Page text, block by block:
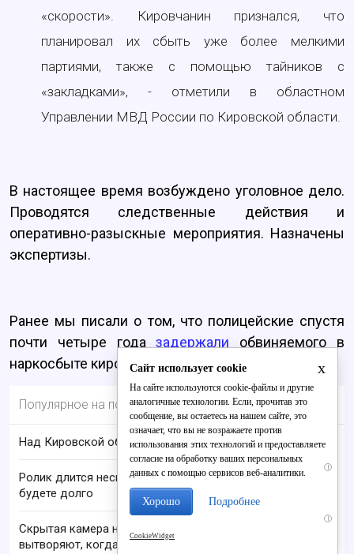
«скорости». Кировчанин признался, что
планировал их сбыть уже более мелкими
партиями, также с помощью тайников с
«закладками», - отметили в областном
Управлении МВД России по Кировской области.
В настоящее время возбуждено уголовное дело.
Проводятся следственные действия и
оперативно-разыскные мероприятия. Назначены
экспертизы.
Ранее мы писали о том, что полицейские спустя
почти четыре годазадержали обвиняемого в
наркосбыте кировчанина.
Популярное на портале
Над Кировской областью сбили БПЛА
i
Ролик длится несколько секунд, а смеяться вы
будете долго
i
Скрытая камера на пляже Крыма: Что люди
вытворяют, когда их не видят...
x
Сайт использует cookie
На сайте используются cookie-файлы и другие
аналогичные технологии. Если, прочитав это
сообщение, вы остаетесь на нашем сайте, это
означает, что вы не возражаете против
использования этих технологий и предоставляете
согласие на обработку ваших персональных
данных с помощью сервисов веб-аналитики.
Хорошо Подробнее
CookieWidget